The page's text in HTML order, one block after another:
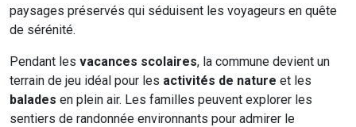
paysages préservés qui séduisent les voyageurs en quête
de sérénité.
Pendant les vacances scolaires, la commune devient un
terrain de jeu idéal pour les activités de nature et les
balades en plein air. Les familles peuvent explorer les
sentiers de randonnée environnants pour admirer le